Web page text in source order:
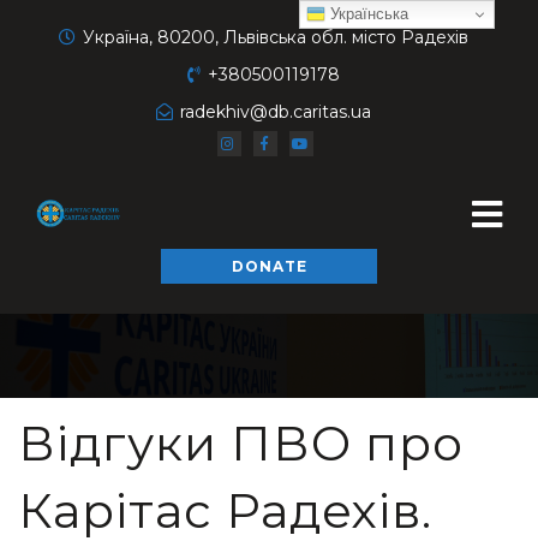
Україна, 80200, Львівська обл. місто Радехів
+380500119178
radekhiv@db.caritas.ua
DONATE
Відгуки ПВО про
Карітас Радехів.
Українська